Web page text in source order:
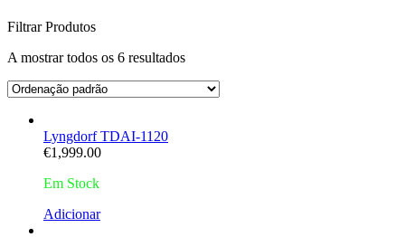
Filtrar Produtos
A mostrar todos os 6 resultados
Lyngdorf TDAI-1120
€1,999.00
Em Stock
Adicionar